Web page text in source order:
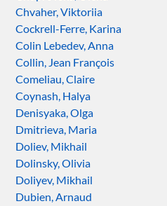
Chvaher, Viktoriia
Cockrell-Ferre, Karina
Colin Lebedev, Anna
Collin, Jean François
Comeliau, Claire
Coynash, Halya
Denisyaka, Olga
Dmitrieva, Maria
Doliev, Mikhail
Dolinsky, Olivia
Doliyev, Mikhail
Dubien, Arnaud